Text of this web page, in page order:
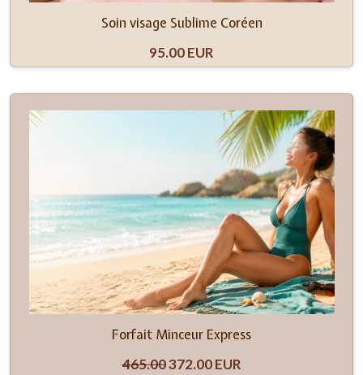
Soin visage Sublime Coréen
95.00 EUR
Forfait Minceur Express
465.00372.00 EUR